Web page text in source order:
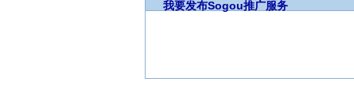
我要发布Sogou推广服务